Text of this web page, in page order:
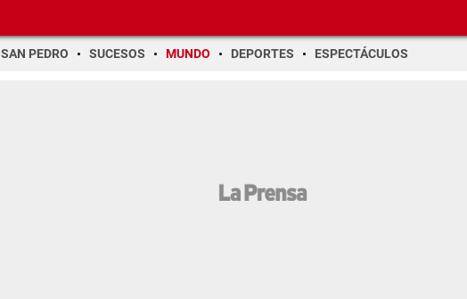
SAN PEDRO SUCESOS MUNDO DEPORTES ESPECTÁCULOS